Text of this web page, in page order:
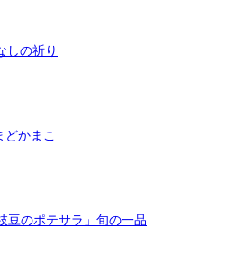
しの祈り
どかまこ
豆のポテサラ」旬の一品